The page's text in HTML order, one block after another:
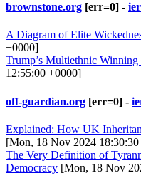
brownstone.org [err=0] -
A Diagram of Elite
+0000]
Trump’s Multiethnic
12:55:00 +0000]
off-guardian.org [err=0] -
Explained: How UK
[Mon, 18 Nov 2024
The Very Definition of
Democracy [Mon, 18 Nov